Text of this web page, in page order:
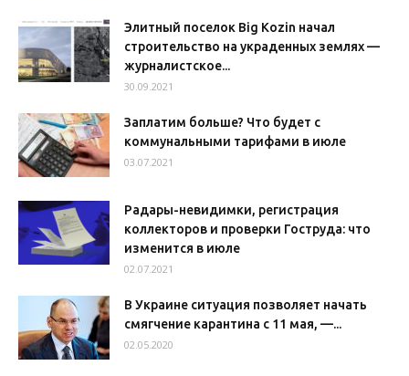
Элитный поселок Big Kozin начал
строительство на украденных землях —
журналистское...
30.09.2021
Заплатим больше? Что будет с
коммунальными тарифами в июле
03.07.2021
Радары-невидимки, регистрация
коллекторов и проверки Гоструда: что
изменится в июле
02.07.2021
В Украине ситуация позволяет начать
смягчение карантина с 11 мая, —...
02.05.2020